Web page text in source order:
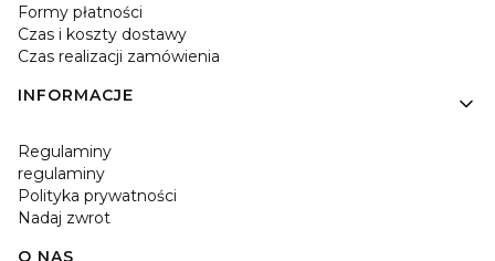
Formy płatności
Czas i koszty dostawy
Czas realizacji zamówienia
INFORMACJE
Regulaminy
regulaminy
Polityka prywatności
Nadaj zwrot
O NAS